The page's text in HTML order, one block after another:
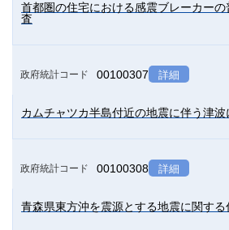
首都圏の住宅における感震ブレーカー
査
政府統計コード 00100307 詳細
カムチャツカ半島付近の地震に伴う津
政府統計コード 00100308 詳細
青森県東方沖を震源とする地震に関する